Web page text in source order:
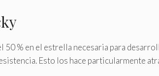
50 % en el estrella necesaria para
Esto los hace particularmente